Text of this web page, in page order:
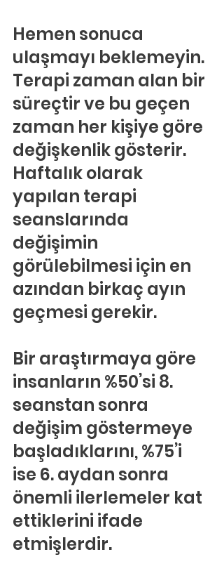
Hemen sonuca
ulaşmayı beklemeyin.
Terapi zaman alan bir
süreçtir ve bu geçen
zaman her kişiye göre
değişkenlik gösterir.
Haftalık olarak
yapılan terapi
seanslarında
değişimin
görülebilmesi için en
azından birkaç ayın
geçmesi gerekir.
Bir araştırmaya göre
insanların %50’si 8.
seanstan sonra
değişim göstermeye
başladıklarını, %75’i
ise 6. aydan sonra
önemli ilerlemeler kat
ettiklerini ifade
etmişlerdir.